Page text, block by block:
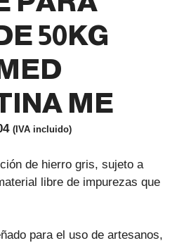
50KG
ME
El
actual
es:
(IVA incluido)
de hierro gris, sujeto a
libre de impurezas que
para el uso de artesanos,